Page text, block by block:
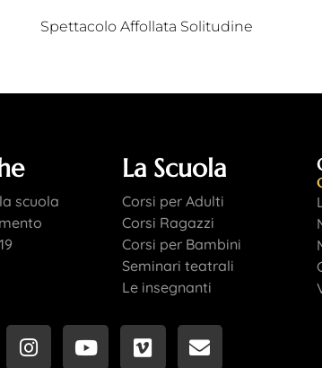
Spettacolo Affollata Solitudine
scuola
La Scuola
Corsi per Adulti
Corsi Ragazzi
Corsi per Bambini
Seminari teatrali
Le insegnanti